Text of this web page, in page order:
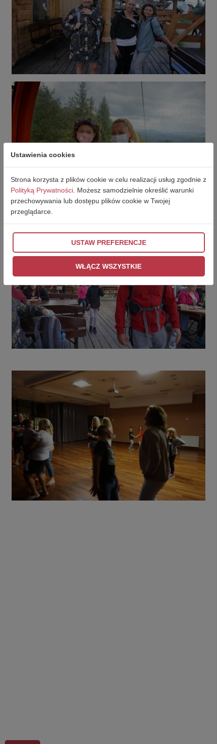
Ustawienia cookies
Strona korzysta z plików cookie w celu realizacji usług zgodnie z
Polityką Prywatności . Możesz samodzielnie określić warunki
przechowywania lub dostępu plików cookie w Twojej
przeglądarce.
USTAW PREFERENCJE
WŁĄCZ WSZYSTKIE